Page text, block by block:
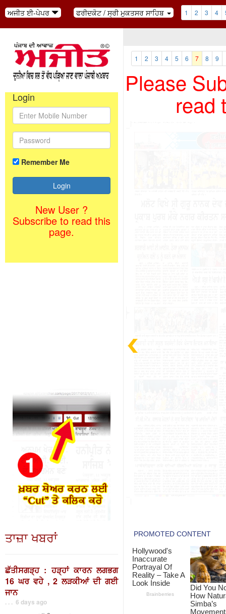
ਅਜੀਤ ਈ-ਪੇਪਰ ਫਰੀਦਕੋਟ / ਸ੍ਰੀ ਮੁਕਤਸਰ ਸਾਹਿਬ 1 2 3 4
Login
Remember Me
New User ?
Subscribe to read this
page.
ਤਾਜ਼ਾ ਖਬਰਾਂ
ਛੱਤੀਸਗੜ੍ਹ : ਹੜ੍ਹਾਂ ਕਾਰਨ ਲਗਭਗ
16 ਘਰ ਵਹੇ , 2 ਲੜਕੀਆਂ ਦੀ ਗਈ
ਜਾਨ
. . . 6 days ago
1 2 3 4 5 6 7 8 9
Please
read